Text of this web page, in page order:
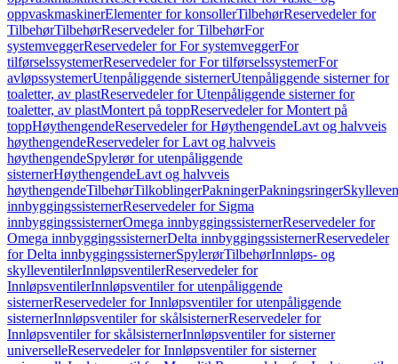
oppvaskmaskinerElementer for konsollerTilbehørReservedeler for
TilbehørTilbehørReservedeler for TilbehørFor
systemveggerReservedeler for For systemveggerFor
tilførselssystemerReservedeler for For tilførselssystemerFor
avløpssystemerUtenpåliggende sisternerUtenpåliggende sisterner for
toaletter, av plastReservedeler for Utenpåliggende sisterner for
toaletter, av plastMontert på toppReservedeler for Montert på
toppHøythengendeReservedeler for HøythengendeLavt og halvveis
høythengendeReservedeler for Lavt og halvveis
høythengendeSpylerør for utenpåliggende
sisternerHøythengendeLavt og halvveis
høythengendeTilbehørTilkoblingerPakningerPakningsringer
innbyggingssisternerReservedeler for Sigma
innbyggingssisternerOmega innbyggingssisternerReservedeler for
Omega innbyggingssisternerDelta innbyggingssisternerReservedeler
for Delta innbyggingssisternerSpylerørTilbehørInnløps- og
skylleventilerInnløpsventilerReservedeler for
InnløpsventilerInnløpsventiler for utenpåliggende
sisternerReservedeler for Innløpsventiler for utenpåliggende
sisternerInnløpsventiler for skålsisternerReservedeler for
Innløpsventiler for skålsisternerInnløpsventiler for sisterner
universelleReservedeler for Innløpsventiler for sisterner